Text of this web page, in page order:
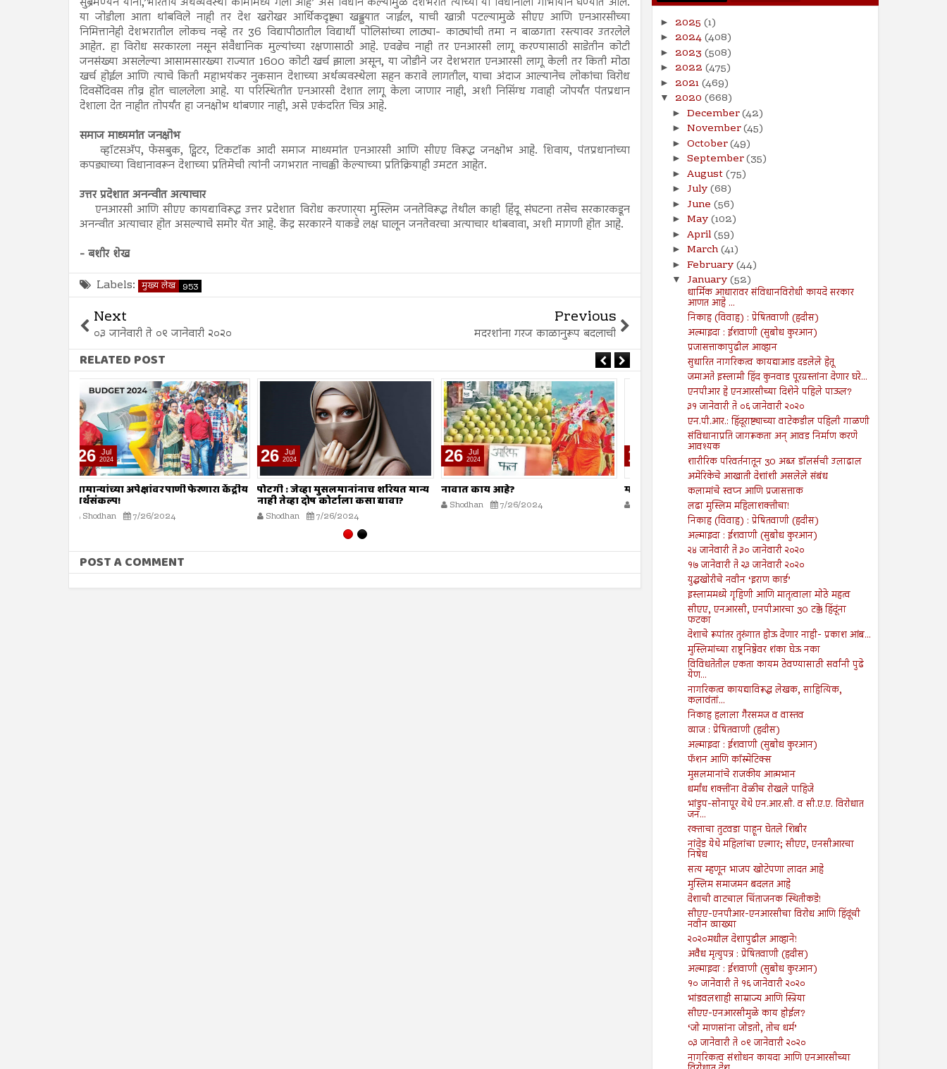
या जोडीला आता थांबविले नाही तर देश खरोखर आर्थिकदृष्ट्या खड्डयात जाईल, याची खात्री पटल्यामुळे सीएए आणि एनआरसीच्या
निमित्तानेही देशभरातील लोकच नव्हे तर 36 विद्यापीठातील विद्यार्थी पोलिसांच्या लाठ्या- काठ्यांची तमा न बाळगता रस्त्यावर उतरलेले
आहेत. हा विरोध सरकारला नसून संवैधानिक मुल्यांच्या रक्षणासाठी आहे. एवढेच नाही तर एनआरसी लागू करण्यासाठी साडेतीन कोटी
जनसंख्या असलेल्या आसामसारख्या राज्यात 1600 कोटी खर्च झाला असून, या जोडीने जर देशभरात एनआरसी लागू केली तर किती मोठा
खर्च होईल आणि त्याचे किती महाभयंकर नुकसान देशाच्या अर्थव्यवस्थेला सहन करावे लागतील, याचा अंदाज आल्यानेच लोकांचा विरोध
दिवसेंदिवस तीव्र होत चाललेला आहे. या परिस्थितीत एनआरसी देशात लागू केला जाणार नाही, अशी निसिंग्ध गवाही जोपर्यंत पंतप्रधान
देशाला देत नाहीत तोपर्यंत हा जनक्षोभ थांबणार नाही, असे एकंदरित चित्र आहे.
समाज माध्यमांत जनक्षोभ
व्हॉटसअ‍ॅप, फेसबुक, ट्विटर, टिकटॉक आदी समाज माध्यमांत एनआरसी आणि सीएए विरूद्ध जनक्षोभ आहे. शिवाय, पंतप्रधानांच्या
कपड्याच्या विधानावरून देशाच्या प्रतिमेची त्यांनी जगभरात नाचक्की केल्याच्या प्रतिक्रियाही उमटत आहेत.
उत्तर प्रदेशात अनन्वीत अत्याचार
एनआरसी आणि सीएए कायद्याविरूद्ध उत्तर प्रदेशात विरोध करणार्‍या मुस्लिम जनतेविरूद्ध तेथील काही हिंदू संघटना तसेच सरकारकडून
अनन्वीत अत्याचार होत असल्याचे समोर येत आहे. केंद्र सरकारने याकडे लक्ष घालून जनतेवरचा अत्याचार थांबवावा, अशी मागणी होत आहे.
- बशीर शेख
Labels: मुख्य लेख 953
Next
०३ जानेवारी ते ०९ जानेवारी २०२०
Previous
मदरशांना गरज काळानुरूप बदलाची
RELATED POST
26 Jul
2024
पोटगी : जेव्हा मुसलमानांनाच शरियत मान्य
नाही तेव्हा दोष कोर्टाला कसा द्यावा?
Shodhan 7/26/2024
26 Jul
2024
नावात काय आहे?
Shodhan 7/26/2024
19 Jul
2024
मोहर्रम हा सण नाही?
Shodhan 7/19/2024
पुरोगामी चळवळींना लक्ष्य करण्यासाठी
7/19/2024
19 2024
POST A COMMENT
► 2025 (1)
► 2024(408)
► 2023 (508)
► 2022 (475)
► 2021(469)
▼ 2020 (668)
► December(42)
► November(45)
► October(49)
► September(35)
► August(75)
► July(68)
► June (56)
► May(102)
► April(59)
► March(41)
► February(44)
▼ January(52)
धार्मिक आधारावर संविधानविरोधी कायदे सरकार
आणत आहे ...
निकाह (विवाह) : प्रेषितवाणी (हदीस)
अल्माइदा : ईशवाणी (सुबोध कुरआन)
प्रजासत्ताकापुढील आव्हान
सुधारित नागरिकत्व कायद्याआड दडलेले हेतू
जमाअते इस्लामी हिंद कुनवाड पूरग्रस्तांना देणार घरे...
एनपीआर हे एनआरसीच्या दिशेने पहिले पाऊल?
३१ जानेवारी ते ०६ जानेवारी २०२०
एन.पी.आर.: हिंदूराष्ट्याच्या वाटेकडील पहिली गाळणी
संविधानाप्रति जागरूकता अन् आवड निर्माण करणे
आवश्यक
शारीरिक परिवर्तनातून 30 अब्ज डॉलर्सची उलाढाल
अमेरिकेचे आखाती देशांशी असलेले संबंध
कलामांचे स्वप्न आणि प्रजासत्ताक
लढा मुस्लिम महिलाशक्तीचा!
निकाह (विवाह) : प्रेषितवाणी (हदीस)
अल्माइदा : ईशवाणी (सुबोध कुरआन)
२४ जानेवारी ते ३० जानेवारी २०२०
१७ जानेवारी ते २३ जानेवारी २०२०
युद्धखोरीचे नवीन ‘इराण कार्ड’
इस्लाममध्ये गृहिणी आणि मातृत्वाला मोठे महत्व
सीएए, एनआरसी, एनपीआरचा 30 टक्के हिंदूंना
फटका
देशाचे रूपांतर तुरुंगात होऊ देणार नाही- प्रकाश आंब...
मुस्लिमांच्या राष्ट्रनिष्ठेवर शंका घेऊ नका
विविधतेतील एकता कायम ठेवण्यासाठी सर्वांनी पुढे
येण...
नागरिकत्व कायद्याविरूद्ध लेखक, साहित्यिक,
कलावंतां...
निकाह हलाला गैरसमज व वास्तव
व्याज : प्रेषितवाणी (हदीस)
अल्माइदा : ईशवाणी (सुबोध कुरआन)
फॅशन आणि कॉस्मेटिक्स
मुसलमानांचे राजकीय आत्मभान
धर्मांध शक्तींना वेळीच रोखले पाहिजे
भांडुप-सोनापूर येथे एन.आर.सी. व सी.ए.ए. विरोधात
जन...
रक्ताचा तुटवडा पाहून घेतले शिबीर
नांदेड येथे महिलांचा एल्गार; सीएए, एनसीआरचा
निषेध
सत्य म्हणून भाजप खोटेपणा लादत आहे
मुस्लिम समाजमन बदलत आहे
देशाची वाटचाल चिंताजनक स्थितीकडे!
सीएए-एनपीआर-एनआरसीचा विरोध आणि हिंदूंची
नवीन व्याख्या
२०२०मधील देशापुढील आव्हाने!
अवैध मृत्युपत्र : प्रेषितवाणी (हदीस)
अल्माइदा : ईशवाणी (सुबोध कुरआन)
१० जानेवारी ते १६ जानेवारी २०२०
भांडवलशाही साम्राज्य आणि स्त्रिया
सीएए-एनआरसीमुळे काय होईल?
‘जो माणसांना जोडतो, तोच धर्म’
०३ जानेवारी ते ०९ जानेवारी २०२०
नागरिकत्व संशोधन कायदा आणि एनआरसीच्या